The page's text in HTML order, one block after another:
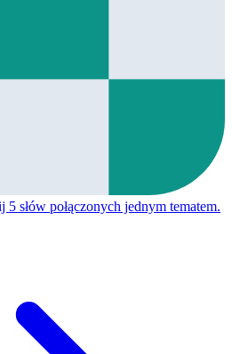
5 słów połączonych jednym tematem.